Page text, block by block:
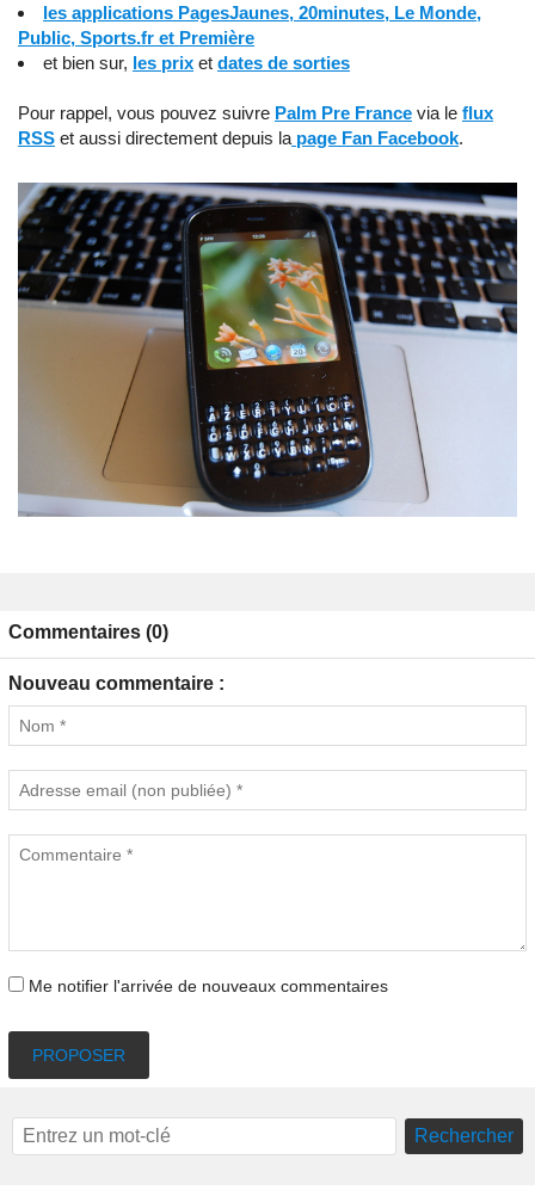
les applications PagesJaunes, 20minutes, Le Monde,
Public, Sports.fr et Première
et bien sur, les prix et dates de sorties
Pour rappel, vous pouvez suivre Palm Pre France via le flux
RSS et aussi directement depuis la page Fan Facebook.
Commentaires (0)
Nouveau commentaire :
Me notifier l'arrivée de nouveaux commentaires
PROPOSER
Rechercher